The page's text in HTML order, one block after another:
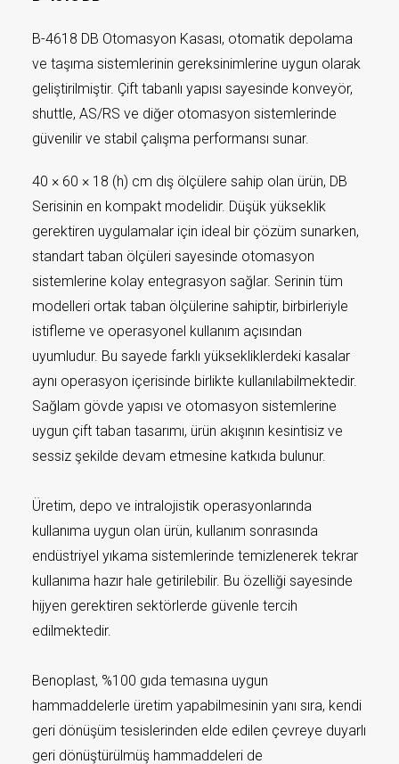
B-4618 DB Otomasyon Kasası, otomatik depolama
ve taşıma sistemlerinin gereksinimlerine uygun olarak
geliştirilmiştir. Çift tabanlı yapısı sayesinde konveyör,
shuttle, AS/RS ve diğer otomasyon sistemlerinde
güvenilir ve stabil çalışma performansı sunar.
40 × 60 × 18 (h) cm dış ölçülere sahip olan ürün, DB
Serisinin en kompakt modelidir. Düşük yükseklik
gerektiren uygulamalar için ideal bir çözüm sunarken,
standart taban ölçüleri sayesinde otomasyon
sistemlerine kolay entegrasyon sağlar. Serinin tüm
modelleri ortak taban ölçülerine sahiptir, birbirleriyle
istifleme ve operasyonel kullanım açısından
uyumludur. Bu sayede farklı yüksekliklerdeki kasalar
aynı operasyon içerisinde birlikte kullanılabilmektedir.
Sağlam gövde yapısı ve otomasyon sistemlerine
uygun çift taban tasarımı, ürün akışının kesintisiz ve
sessiz şekilde devam etmesine katkıda bulunur.
Üretim, depo ve intralojistik operasyonlarında
kullanıma uygun olan ürün, kullanım sonrasında
endüstriyel yıkama sistemlerinde temizlenerek tekrar
kullanıma hazır hale getirilebilir. Bu özelliği sayesinde
hijyen gerektiren sektörlerde güvenle tercih
edilmektedir.
Benoplast, %100 gıda temasına uygun
hammaddelerle üretim yapabilmesinin yanı sıra, kendi
geri dönüşüm tesislerinden elde edilen çevreye duyarlı
geri dönüştürülmüş hammaddeleri de